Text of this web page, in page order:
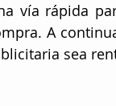
vía rápida
A
sea